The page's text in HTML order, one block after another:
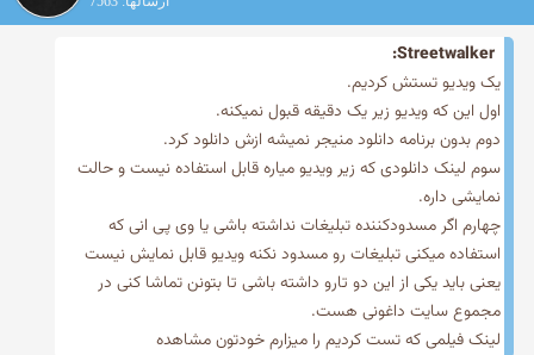
Streetwalker:
یک ویدیو تستش کردیم.
اول این که ویدیو زیر یک دقیقه قبول نمیکنه.
دوم بدون برنامه دانلود منیجر نمیشه ازش دانلود کرد.
سوم لینک دانلودی که زیر ویدیو میاره قابل استفاده نیست و حالت
نمایشی داره.
چهارم اگر مسدودکننده تبلیغات نداشته باشی یا وی پی انی که
استفاده میکنی تبلیغات رو مسدود نکنه ویدیو قابل نمایش نیست
یعنی باید یکی از این دو تارو داشته باشی تا بتونن تماشا کنی در
مجموع سایت داغونی هست.
لینک فیلمی که تست کردیم را میزارم خودتون مشاهده